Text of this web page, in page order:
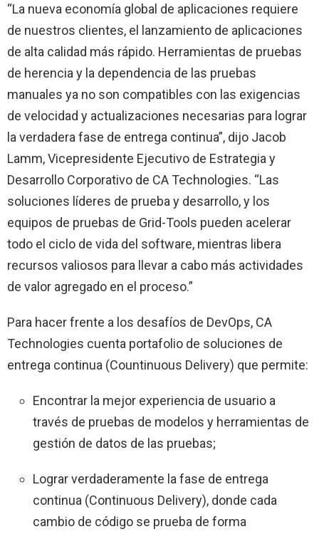
“La nueva economía global de aplicaciones requiere
de nuestros clientes, el lanzamiento de aplicaciones
de alta calidad más rápido. Herramientas de pruebas
de herencia y la dependencia de las pruebas
manuales ya no son compatibles con las exigencias
de velocidad y actualizaciones necesarias para lograr
la verdadera fase de entrega continua”, dijo Jacob
Lamm, Vicepresidente Ejecutivo de Estrategia y
Desarrollo Corporativo de CA Technologies. “Las
soluciones líderes de prueba y desarrollo, y los
equipos de pruebas de Grid-Tools pueden acelerar
todo el ciclo de vida del software, mientras libera
recursos valiosos para llevar a cabo más actividades
de valor agregado en el proceso.”
Para hacer frente a los desafíos de DevOps, CA
Technologies cuenta portafolio de soluciones de
entrega continua (Countinuous Delivery) que permite:
Encontrar la mejor experiencia de usuario a
través de pruebas de modelos y herramientas de
gestión de datos de las pruebas;
Lograr verdaderamente la fase de entrega
continua (Continuous Delivery), donde cada
cambio de código se prueba de forma